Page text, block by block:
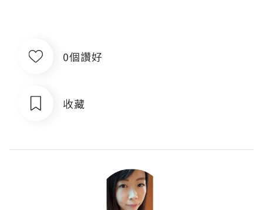
0個讚好
收藏